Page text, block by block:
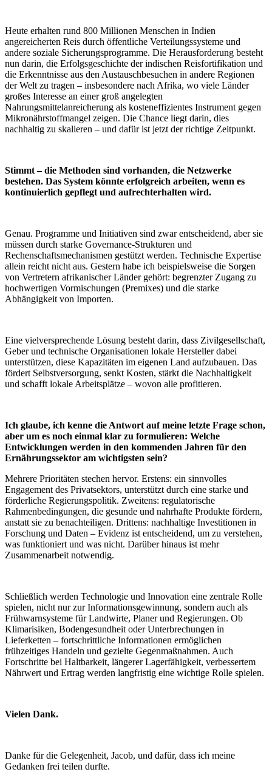
Heute erhalten rund 800 Millionen Menschen in Indien
angereicherten Reis durch öffentliche Verteilungssysteme und
andere soziale Sicherungsprogramme. Die Herausforderung besteht
nun darin, die Erfolgsgeschichte der indischen Reisfortifikation und
die Erkenntnisse aus den Austauschbesuchen in andere Regionen
der Welt zu tragen – insbesondere nach Afrika, wo viele Länder
großes Interesse an einer groß angelegten
Nahrungsmittelanreicherung als kosteneffizientes Instrument gegen
Mikronährstoffmangel zeigen. Die Chance liegt darin, dies
nachhaltig zu skalieren – und dafür ist jetzt der richtige Zeitpunkt.
Stimmt – die Methoden sind vorhanden, die Netzwerke
bestehen. Das System könnte erfolgreich arbeiten, wenn es
kontinuierlich gepflegt und aufrechterhalten wird.
Genau. Programme und Initiativen sind zwar entscheidend, aber sie
müssen durch starke Governance-Strukturen und
Rechenschaftsmechanismen gestützt werden. Technische Expertise
allein reicht nicht aus. Gestern habe ich beispielsweise die Sorgen
von Vertretern afrikanischer Länder gehört: begrenzter Zugang zu
hochwertigen Vormischungen (Premixes) und die starke
Abhängigkeit von Importen.
Eine vielversprechende Lösung besteht darin, dass Zivilgesellschaft,
Geber und technische Organisationen lokale Hersteller dabei
unterstützen, diese Kapazitäten im eigenen Land aufzubauen. Das
fördert Selbstversorgung, senkt Kosten, stärkt die Nachhaltigkeit
und schafft lokale Arbeitsplätze – wovon alle profitieren.
Ich glaube, ich kenne die Antwort auf meine letzte Frage schon,
aber um es noch einmal klar zu formulieren: Welche
Entwicklungen werden in den kommenden Jahren für den
Ernährungssektor am wichtigsten sein?
Mehrere Prioritäten stechen hervor. Erstens: ein sinnvolles
Engagement des Privatsektors, unterstützt durch eine starke und
förderliche Regierungspolitik. Zweitens: regulatorische
Rahmenbedingungen, die gesunde und nahrhafte Produkte fördern,
anstatt sie zu benachteiligen. Drittens: nachhaltige Investitionen in
Forschung und Daten – Evidenz ist entscheidend, um zu verstehen,
was funktioniert und was nicht. Darüber hinaus ist mehr
Zusammenarbeit notwendig.
Schließlich werden Technologie und Innovation eine zentrale Rolle
spielen, nicht nur zur Informationsgewinnung, sondern auch als
Frühwarnsysteme für Landwirte, Planer und Regierungen. Ob
Klimarisiken, Bodengesundheit oder Unterbrechungen in
Lieferketten – fortschrittliche Informationen ermöglichen
frühzeitiges Handeln und gezielte Gegenmaßnahmen. Auch
Fortschritte bei Haltbarkeit, längerer Lagerfähigkeit, verbessertem
Nährwert und Ertrag werden langfristig eine wichtige Rolle spielen.
Vielen Dank.
Danke für die Gelegenheit, Jacob, und dafür, dass ich meine
Gedanken frei teilen durfte.